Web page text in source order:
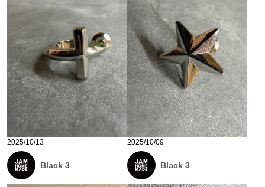
2025/10/13
Black 3
2025/10/09
Black 3